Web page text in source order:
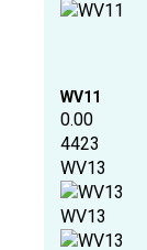
WV11
0.00
4423
WV13
WV13